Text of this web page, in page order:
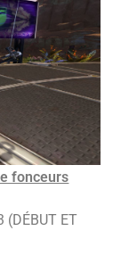
fonceurs
(DÉBUT ET